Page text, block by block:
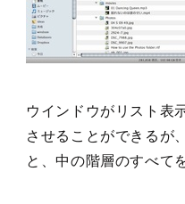
ウインドウがリスト表
させることができるが
と、中の階層のすべて